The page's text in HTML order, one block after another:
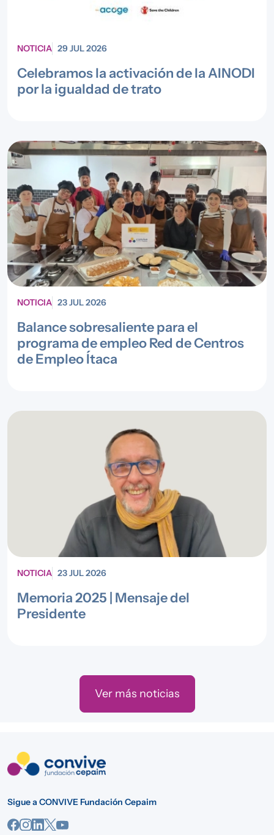
NOTICIA 29 JUL 2026
Celebramos la activación de la AINODI
por la igualdad de trato
NOTICIA 23 JUL 2026
Balance sobresaliente para el
programa de empleo Red de Centros
de Empleo Ítaca
NOTICIA 23 JUL 2026
Memoria 2025 | Mensaje del
Presidente
Ver más noticias
Sigue a CONVIVE Fundación Cepaim